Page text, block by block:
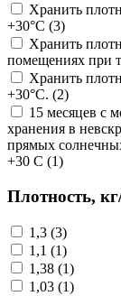
Хранить
+30°C (3)
Хранить
помещениях при
Хранить
+30°C. (2)
15 месяцев с
хранения в
прямых
+30 C (1)
Плотность,
1,3 (3)
1,1 (1)
1,38 (1)
1,03 (1)